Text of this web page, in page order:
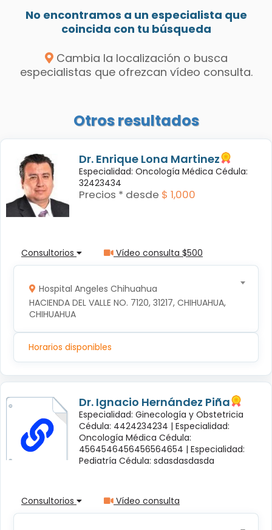
No encontramos a un especialista que
coincida con tu búsqueda
Cambia la localización o busca
especialistas que ofrezcan vídeo consulta.
Otros resultados
Dr. Enrique Lona Martinez
Especialidad: Oncología Médica Cédula:
32423434
Precios * desde $ 1,000
Consultorios Vídeo consulta $500
Hospital Angeles Chihuahua
HACIENDA DEL VALLE NO. 7120, 31217, CHIHUAHUA,
CHIHUAHUA
Horarios disponibles
Dr. Ignacio Hernández Piña
Especialidad: Ginecología y Obstetricia
Cédula: 4424234234 | Especialidad:
Oncología Médica Cédula:
4564546456456564654 | Especialidad:
Pediatría Cédula: sdasdasdasda
Consultorios Vídeo consulta